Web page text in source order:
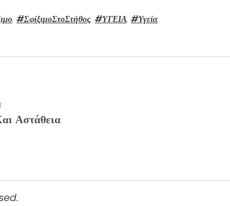
, #ΣφίξιμοΣτοΣτήθος, #ΥΓΕΙΑ, #Υγεία
Αστάθεια